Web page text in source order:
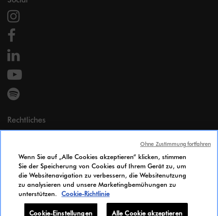
Rechtliches
Impressum
Cookie Policy
Zugänglichkeit
Gleichstellungsindex
Candidates Information Notice
Cookie-Einstellungen
Wenn Sie auf „Alle Cookies akzeptieren“ klicken, stimmen
Sie der Speicherung von Cookies auf Ihrem Gerät zu, um
die Websitenavigation zu verbessern, die Websitenutzung
zu analysieren und unsere Marketingbemühungen zu
unterstützen.
Cookie-Richtlinie
Cookie-Einstellungen Alle Cookie akzeptieren
Ohne Zustimmung fortfahren